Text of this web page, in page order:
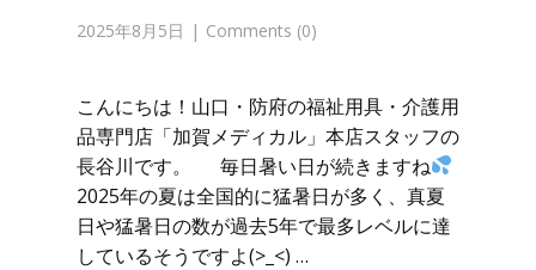
2025年8月5日 Comments (0)
こんにちは！山口・防府の福祉用具・介護用
品専門店「加賀メディカル」本店スタッフの
長谷川です。 毎日暑い日が続きますね
2025年の夏は全国的に猛暑日が多く、真夏
日や猛暑日の数が過去5年で最多レベルに達
しているそうですよ(>_<) …